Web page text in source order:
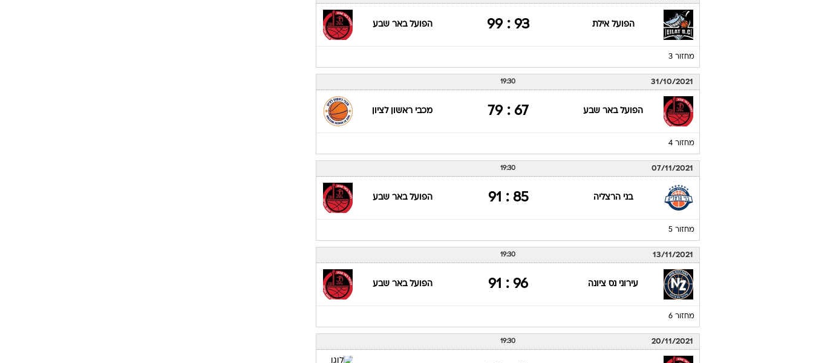
הפועל אילת 93 : 99 הפועל באר שבע
מחזור 3
31/10/2021
19:30
הפועל באר שבע 67 : 79 מכבי ראשון לציון
מחזור 4
07/11/2021
19:30
בני הרצליה 85 : 91 הפועל באר שבע
מחזור 5
13/11/2021
19:30
עירוני נס ציונה 96 : 91 הפועל באר שבע
מחזור 6
20/11/2021
19:30